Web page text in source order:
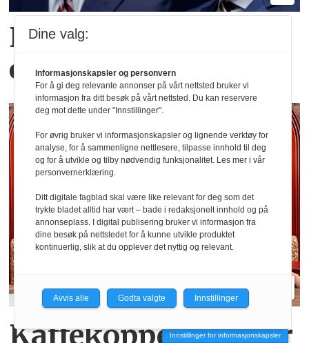
Hva er egentlig KI-
effekten i Oljefondet?
Kaffekoppen binder
Innstillinger for informasjonskapsler
Dine valg:
Informasjonskapsler og personvern
For å gi deg relevante annonser på vårt nettsted bruker vi
informasjon fra ditt besøk på vårt nettsted. Du kan reservere
deg mot dette under "Innstillinger".
For øvrig bruker vi informasjonskapsler og lignende verktøy for
analyse, for å sammenligne nettlesere, tilpasse innhold til deg
og for å utvikle og tilby nødvendig funksjonalitet. Les mer i vår
personvernerklæring.
Ditt digitale fagblad skal være like relevant for deg som det
trykte bladet alltid har vært – bade i redaksjonelt innhold og på
annonseplass. I digital publisering bruker vi informasjon fra
dine besøk på nettstedet for å kunne utvikle produktet
kontinuerlig, slik at du opplever det nyttig og relevant.
Avvis alle Godta valgte Innstillinger